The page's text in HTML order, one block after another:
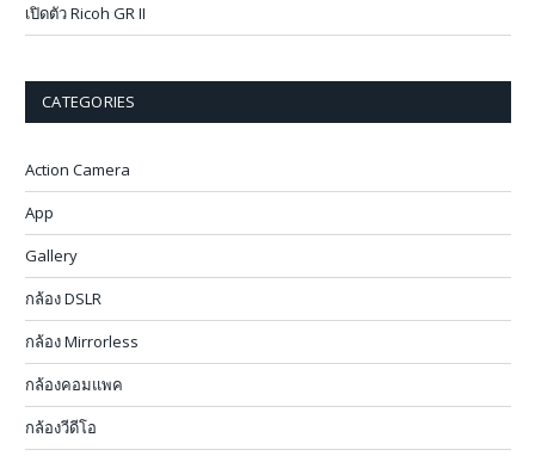
เปิดตัว Ricoh GR II
CATEGORIES
Action Camera
App
Gallery
กล้อง DSLR
กล้อง Mirrorless
กล้องคอมแพค
กล้องวีดีโอ